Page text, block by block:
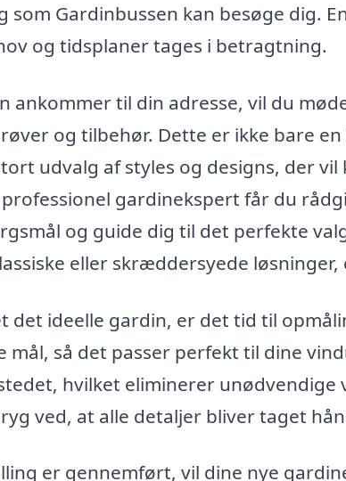
som Gardinbussen kan besøge dig.
og tidsplaner tages i betragtning.
ankommer til din adresse, vil du
og tilbehør. Dette er ikke bare
udvalg af styles og designs, der
gardinekspert får du
og guide dig til det perfekte
eller skræddersyede
det ideelle gardin, er det tid til
mål, så det passer perfekt til dine
hvilket eliminerer
ved, at alle detaljer bliver taget
er gennemført, vil dine nye